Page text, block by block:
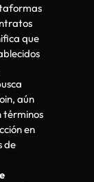
que
aún
términos
en
de